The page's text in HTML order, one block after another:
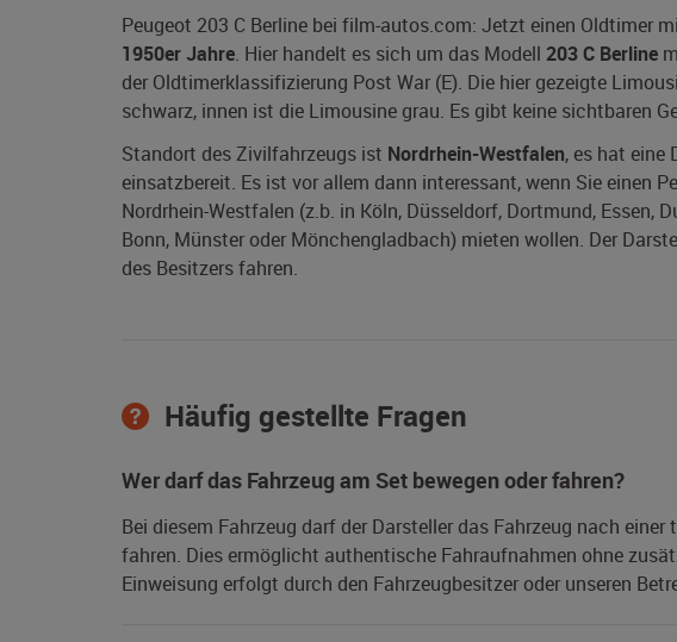
Peugeot 203 C Berline bei film-autos.com: Jetzt einen Oldtimer
1950er Jahre. Hier handelt es sich um das Modell 203 C Berline
der Oldtimerklassifizierung Post War (E). Die hier gezeigte
schwarz, innen ist die Limousine grau. Es gibt keine sichtbaren
Standort des Zivilfahrzeugs ist Nordrhein-Westfalen, es hat eine
einsatzbereit. Es ist vor allem dann interessant, wenn Sie einen
Nordrhein-Westfalen (z.b. in Köln, Düsseldorf, Dortmund, Essen,
Bonn, Münster oder Mönchengladbach) mieten wollen. Der
des Besitzers fahren.
Häufig gestellte Fragen
Wer darf das Fahrzeug am Set bewegen oder fahren?
Bei diesem Fahrzeug darf der Darsteller das Fahrzeug nach
fahren. Dies ermöglicht authentische Fahraufnahmen ohne
Einweisung erfolgt durch den Fahrzeugbesitzer oder unseren